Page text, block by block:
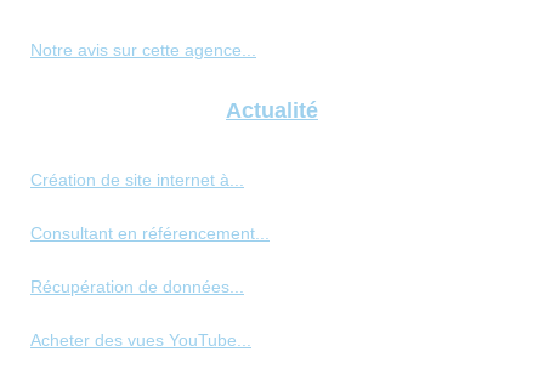
Notre avis sur cette agence...
Actualité
Création de site internet à...
Consultant en référencement...
Récupération de données...
Acheter des vues YouTube...